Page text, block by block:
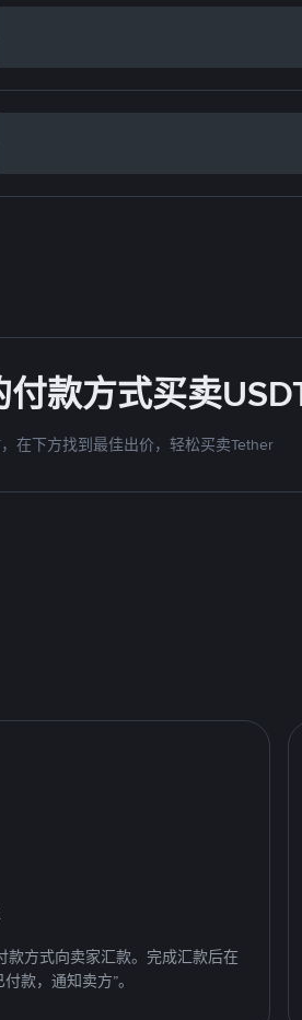
款方式买卖
在下方找到最佳出价，轻松买卖Tether
款方式向卖家汇款。完成汇款后在
款，通知卖方”。